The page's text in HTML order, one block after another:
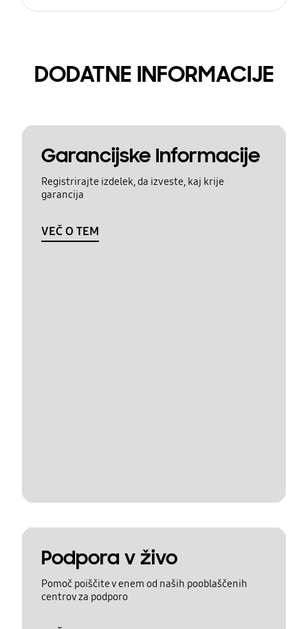
DODATNE INFORMACIJE
Garancijske Informacije
Registrirajte izdelek, da izveste, kaj krije
garancija
VEČ O TEM
Podpora v živo
Pomoč poiščite v enem od naših pooblaščenih
centrov za podporo